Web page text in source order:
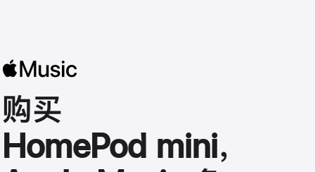
购买
HomePod mini，